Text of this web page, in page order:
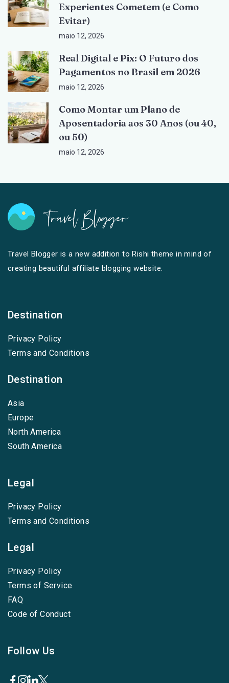
Experientes Cometem (e Como
Evitar)
maio 12, 2026
Real Digital e Pix: O Futuro dos
Pagamentos no Brasil em 2026
maio 12, 2026
Como Montar um Plano de
Aposentadoria aos 30 Anos (ou 40,
ou 50)
maio 12, 2026
Travel Blogger is a new addition to Rishi theme in mind of
creating beautiful affiliate blogging website.
Destination
Privacy Policy
Terms and Conditions
Destination
Asia
Europe
North America
South America
Legal
Privacy Policy
Terms and Conditions
Legal
Privacy Policy
Terms of Service
FAQ
Code of Conduct
Follow Us